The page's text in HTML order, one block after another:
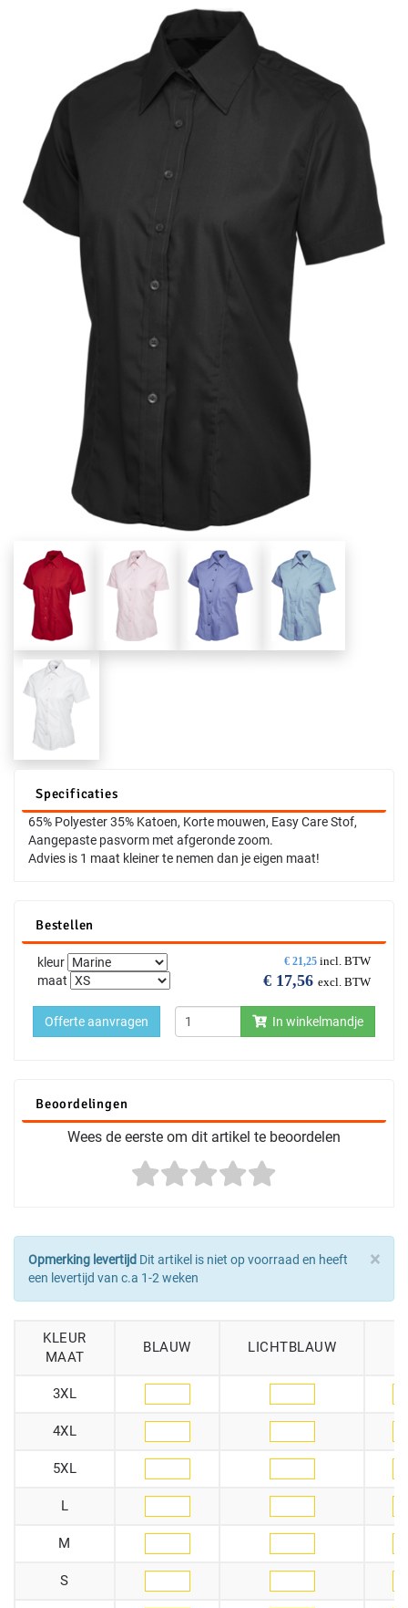
Specificaties
65% Polyester 35% Katoen, Korte mouwen, Easy Care Stof,
Aangepaste pasvorm met afgeronde zoom.
Advies is 1 maat kleiner te nemen dan je eigen maat!
Bestellen
€ 21,25 incl. BTW
€ 17,56 excl. BTW
kleur
maat
In winkelmandje
Offerte aanvragen
Beoordelingen
Wees de eerste om dit artikel te beoordelen
×
Opmerking levertijd Dit artikel is niet op voorraad en heeft
een levertijd van c.a 1-2 weken
KLEUR
MAAT
BLAUW LICHTBLAUW
3XL
4XL
5XL
L
M
S